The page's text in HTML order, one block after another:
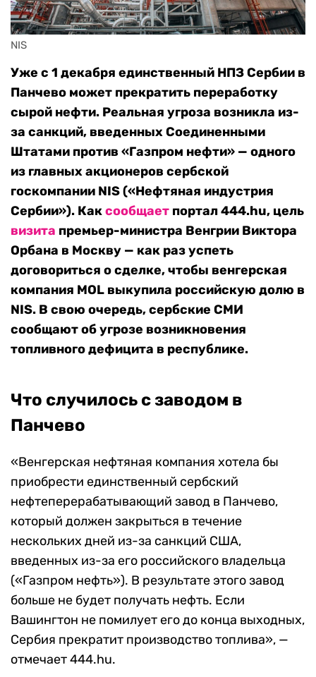
NIS
Уже с 1 декабря единственный НПЗ Сербии в
Панчево может прекратить переработку
сырой нефти. Реальная угроза возникла из-
за санкций, введенных Соединенными
Штатами против «Газпром нефти» — одного
из главных акционеров сербской
госкомпании NIS («Нефтяная индустрия
Сербии»). Каксообщает портал 444.hu, цель
визита премьер-министра Венгрии Виктора
Орбана в Москву — как раз успеть
договориться о сделке, чтобы венгерская
компания MOL выкупила российскую долю в
NIS. В свою очередь, сербские СМИ
сообщают об угрозе возникновения
топливного дефицита в республике.
Что случилось с заводом в
Панчево
«Венгерская нефтяная компания хотела бы
приобрести единственный сербский
нефтеперерабатывающий завод в Панчево,
который должен закрыться в течение
нескольких дней из-за санкций США,
введенных из-за его российского владельца
(«Газпром нефть»). В результате этого завод
больше не будет получать нефть. Если
Вашингтон не помилует его до конца выходных,
Сербия прекратит производство топлива», —
отмечает 444.hu.